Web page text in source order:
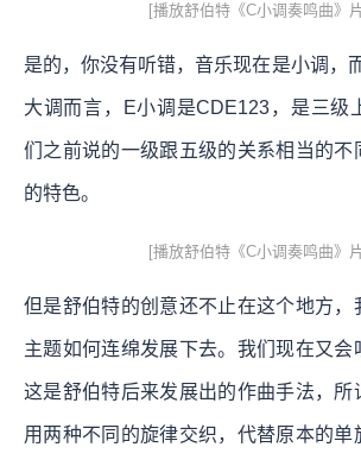
[播放舒伯特《C小调奏鸣曲》
是的，你没有听错，音乐现在是小调，
大调而言，E小调是CDE123，是三级
们之前说的一级跟五级的关系相当的不
的特色。
[播放舒伯特《C小调奏鸣曲》
但是舒伯特的创意还不止在这个地方，
主题如何连绵发展下去。我们现在又会
这是舒伯特后来发展出的作曲手法，所
用两种不同的旋律交织，代替原本的单